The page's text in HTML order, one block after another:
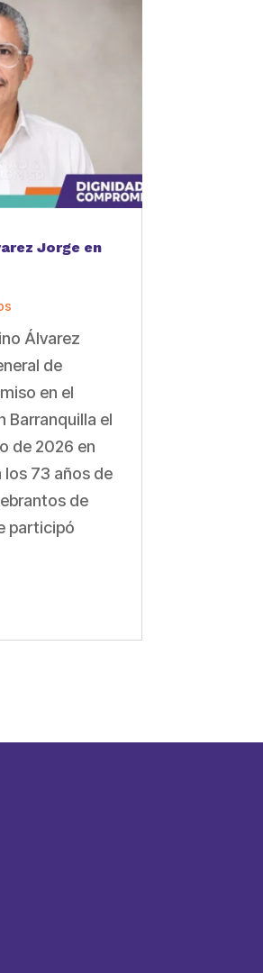
Jorge en
Álvarez
de
en el
Barranquilla el
de 2026 en
los 73 años de
de
participó